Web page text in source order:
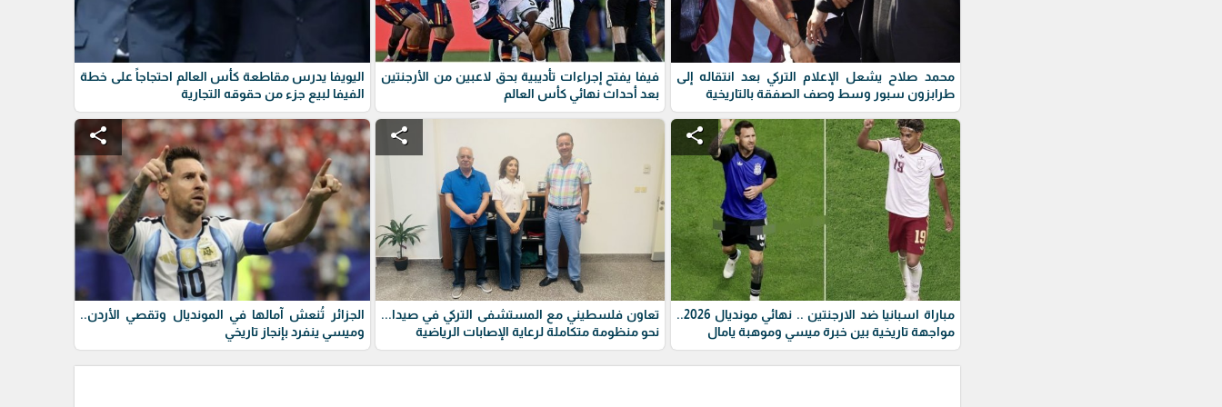
محمد صلاح يشعل الإعلام التركي بعد انتقاله إلى
طرابزون سبور وسط وصف الصفقة بالتاريخية
فيفا يفتح إجراءات تأديبية بحق لاعبين من الأرجنتين
بعد أحداث نهائي كأس العالم
اليويفا يدرس مقاطعة كأس العالم احتجاجاً على خطة
الفيفا لبيع جزء من حقوقه التجارية
share
مباراة اسبانيا ضد الارجنتين .. نهائي مونديال 2026..
مواجهة تاريخية بين خبرة ميسي وموهبة يامال
share
تعاون فلسطيني مع المستشفى التركي في صيدا...
نحو منظومة متكاملة لرعاية الإصابات الرياضية
share
الجزائر تُنعش آمالها في المونديال وتقصي الأردن..
وميسي ينفرد بإنجاز تاريخي